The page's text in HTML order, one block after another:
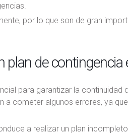
por lo que son de gran
plan de
para garantizar la continuidad
a cometer algunos errores, ya
a realizar un plan